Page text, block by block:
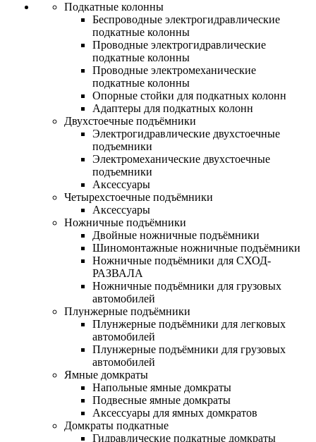
Подкатные колонны
Беспроводные электрогидравлические
подкатные колонны
Проводные электрогидравлические
подкатные колонны
Проводные электромеханические
подкатные колонны
Опорные стойки для подкатных колонн
Адаптеры для подкатных колонн
Двухстоечные подъёмники
Электрогидравлические двухстоечные
подъемники
Электромеханические двухстоечные
подъемники
Аксессуары
Четырехстоечные подъёмники
Аксессуары
Ножничные подъёмники
Двойные ножничные подъёмники
Шиномонтажные ножничные подъёмники
Ножничные подъёмники для СХОД-
РАЗВАЛА
Ножничные подъёмники для грузовых
автомобилей
Плунжерные подъёмники
Плунжерные подъёмники для легковых
автомобилей
Плунжерные подъёмники для грузовых
автомобилей
Ямные домкраты
Напольные ямные домкраты
Подвесные ямные домкраты
Аксессуары для ямных домкратов
Домкраты подкатные
Гидравлические подкатные домкраты